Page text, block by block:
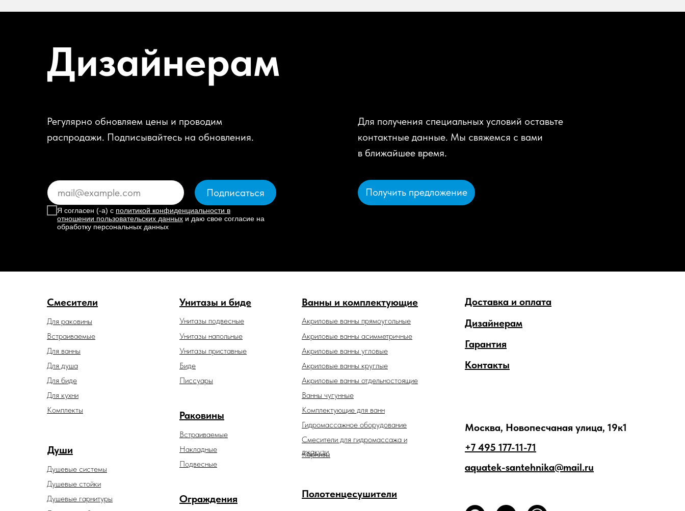
Дизайнерам
Регулярно обновляем цены и проводим
распродажи. Подписывайтесь на обновления.
Я согласен (-а) с политикой конфиденциальности в
отношении пользовательских данных и даю свое согласие на
обработку персональных данных
Подписаться
Для получения специальных условий оставьте
контактные данные. Мы свяжемся с вами
в ближайшее время.
Получить предложение
Смесители
Души
Душевые гарнитуры
Душевые системы
Унитазы и биде
Унитазы подвесные
Унитазы напольные
Унитазы приставные
Раковины
Встраиваемые
Накладные
Подвесные
Встраиваемые
Для биде
Для ванны
Для душа
Для раковины
Для кухни
Ванны и комплектующие
Акриловые ванны прямоугольные
Ограждения
Дизайнерам
Доставка и оплата
Гарантия
Контакты
Душевые стойки
Биде
Акриловые ванны отдельностоящие
Акриловые ванны асимметричные
Акриловые ванны угловые
Акриловые ванны круглые
Ванны чугунные
Комплектующие для ванн
Гидромассажное оборудование
Смесители для гидромассажа и
джакузи
Карнизы
Полотенцесушители
Комплекты
Писсуары
Москва, Новопесчаная улица, 19к1
+7 495 177-11-71
aquatek-santehnika@mail.ru